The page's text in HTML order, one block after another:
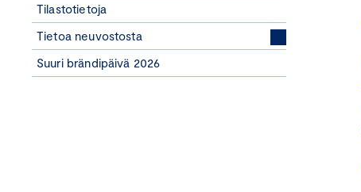
Tilastotietoja
Tietoa neuvostosta
Suuri brändipäivä 2026